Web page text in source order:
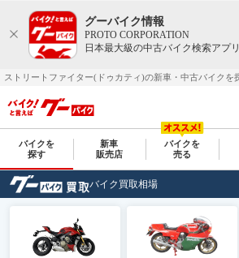
グーバイク情報
PROTO CORPORATION
日本最大級の中古バイク検索アプリ
バイクを
探す
新車
販売店
バイクを
売る
バイク買取相場